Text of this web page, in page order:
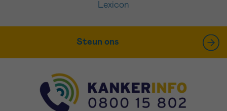
Lexicon
Steun ons